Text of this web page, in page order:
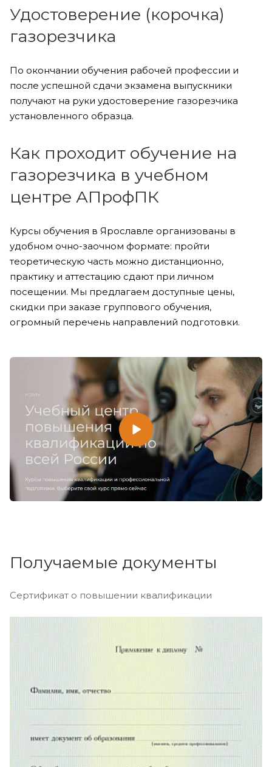
Удостоверение (корочка)
газорезчика
По окончании обучения рабочей профессии и
после успешной сдачи экзамена выпускники
получают на руки удостоверение газорезчика
установленного образца.
Как проходит обучение на
газорезчика в учебном
центре АПрофПК
Курсы обучения в Ярославле организованы в
удобном очно-заочном формате: пройти
теоретическую часть можно дистанционно,
практику и аттестацию сдают при личном
посещении. Мы предлагаем доступные цены,
скидки при заказе группового обучения,
огромный перечень направлений подготовки.
Получаемые документы
Сертификат о повышении квалификации